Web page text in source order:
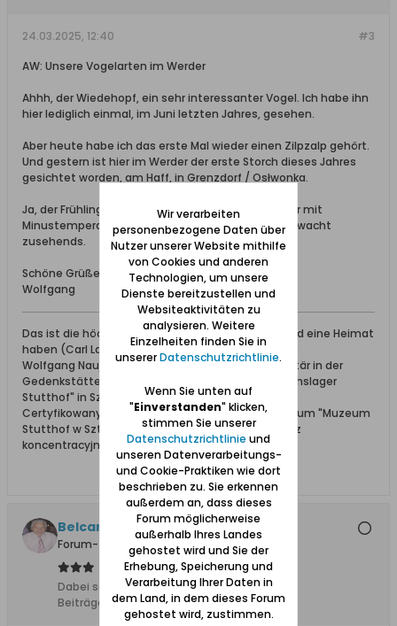
#3
24.03.2025, 12:40
AW: Unsere Vogelarten im Werder
Ahhh, der Wiedehopf, ein sehr interessanter Vogel. Ich habe ihn
hier lediglich einmal, im Juni letzten Jahres, gesehen.
Aber heute habe ich das erste Mal wieder einen Zilpzalp gehört.
Und gestern ist hier im Werder der erste Storch dieses Jahres
gesichtet worden, am Haff, in Grenzdorf / Osłwonka.
Ja, der Frühling kommt, langsam, zwar noch immer mit
Minustemperaturen in der Nacht, aber die Natur erwacht
zusehends.
Schöne Grüße aus dem Werder
Wolfgang
Das ist die höchste aller Gaben: Geborgen sein und eine Heimat
haben (Carl Lange)
Wolfgang Naujocks: Zertifizierter Führer und Volontär in der
Gedenkstätte/Museum "Deutsches Konzentrationslager
Stutthof" in Sztutowo
Certyfikowany przewodnik i wolontariusz po muzeum "Muzeum
Stutthof w Sztutowie - Niemiecki nazistowski obóz
koncentracyjny i zagłady"
Belcanto
Forum-Teilnehmer
Dabei seit:
24.09.2008
Beiträge:
2509
Wir verarbeiten
personenbezogene Daten über
Nutzer unserer Website mithilfe
von Cookies und anderen
Technologien, um unsere
Dienste bereitzustellen und
Websiteaktivitäten zu
analysieren. Weitere
Einzelheiten finden Sie in
unsererDatenschutzrichtlinie.
Wenn Sie unten auf
"Einverstanden" klicken,
stimmen Sie unserer
Datenschutzrichtlinie und
unseren Datenverarbeitungs-
und Cookie-Praktiken wie dort
beschrieben zu. Sie erkennen
außerdem an, dass dieses
Forum möglicherweise
außerhalb Ihres Landes
gehostet wird und Sie der
Erhebung, Speicherung und
Verarbeitung Ihrer Daten in
dem Land, in dem dieses Forum
gehostet wird, zustimmen.